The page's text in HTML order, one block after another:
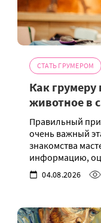
СТАТЬ ГРУМЕРОМ
Как
животное в
Правильный
очень важный
знакомства
информацию,
04.08.2026